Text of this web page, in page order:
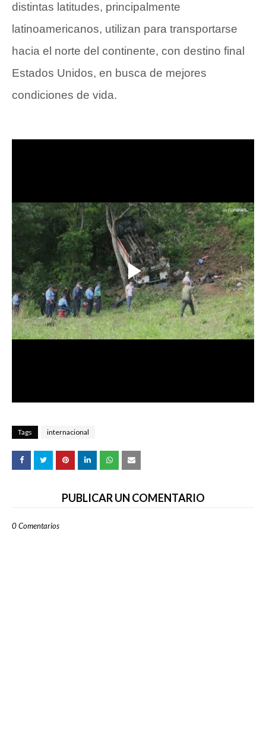
distintas latitudes, principalmente
latinoamericanos, utilizan para transportarse
hacia el norte del continente, con destino final
Estados Unidos, en busca de mejores
condiciones de vida.
Tags internacional
PUBLICAR UN COMENTARIO
0 Comentarios